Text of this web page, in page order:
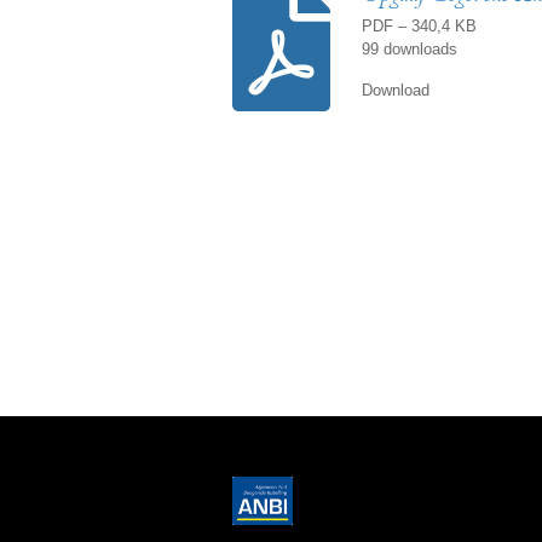
PDF – 340,4 KB
99 downloads
Download